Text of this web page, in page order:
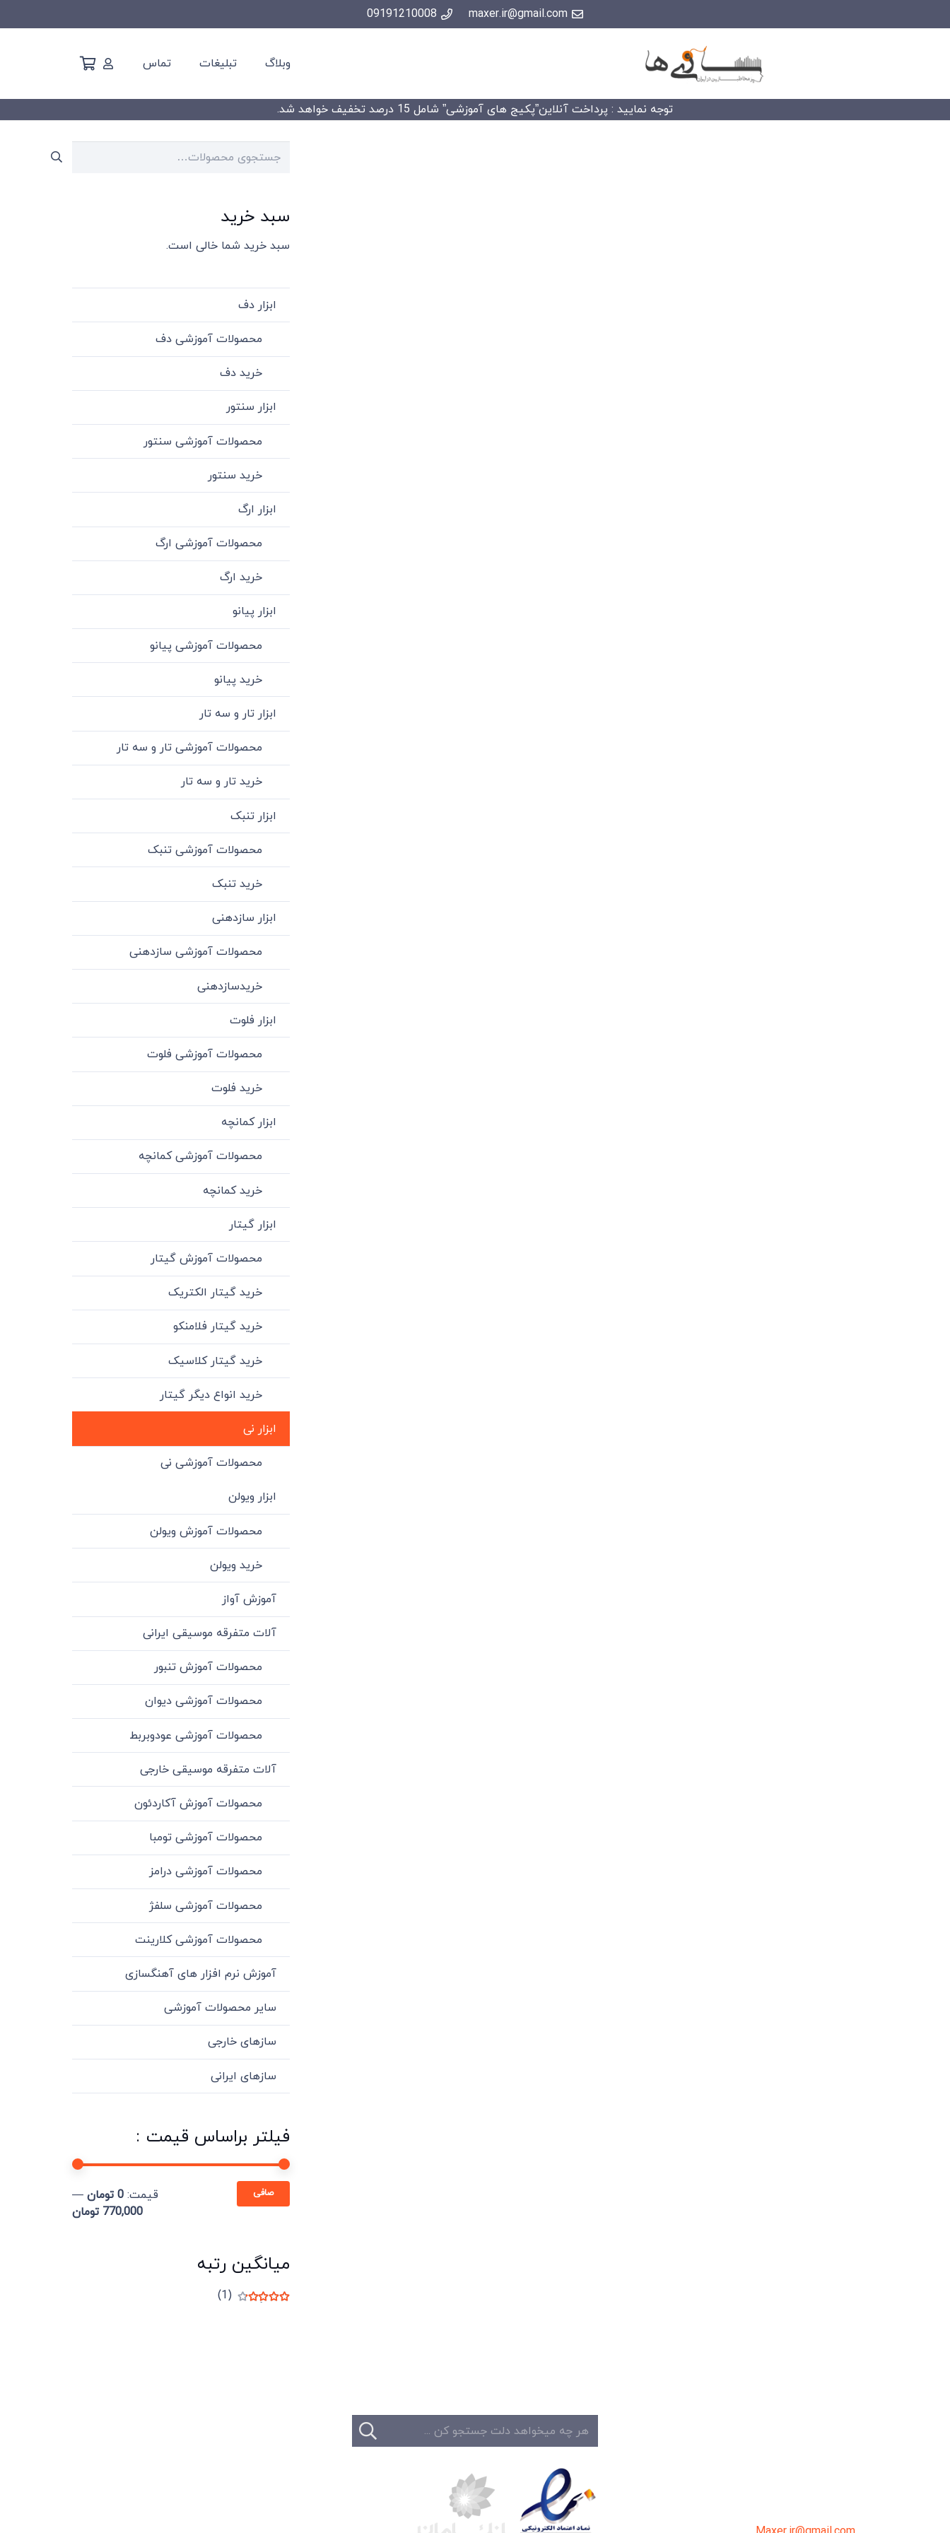
maxer.ir@gmail.com
09191210008
وبلاگ تبلیغات تماس
توجه نمایید : پرداخت آنلاین”پکیج های آموزشی” شامل 15 درصد تخفیف خواهد شد.
جستجو
سبد خرید
سبد خرید شما خالی است.
ابزار دف
محصولات آموزشی دف
خرید دف
ابزار سنتور
محصولات آموزشی سنتور
خرید سنتور
ابزار ارگ
محصولات آموزشی ارگ
خرید ارگ
ابزار پیانو
محصولات آموزشی پیانو
خرید پیانو
ابزار تار و سه تار
محصولات آموزشی تار و سه تار
خرید تار و سه تار
ابزار تنبک
محصولات آموزشی تنبک
خرید تنبک
ابزار سازدهنی
محصولات آموزشی سازدهنی
خریدسازدهنی
ابزار فلوت
محصولات آموزشی فلوت
خرید فلوت
ابزار کمانچه
محصولات آموزشی کمانچه
خرید کمانچه
ابزار گیتار
محصولات آموزش گیتار
خرید گیتار الکتریک
خرید گیتار فلامنکو
خرید گیتار کلاسیک
خرید انواع دیگر گیتار
ابزار نی
محصولات آموزشی نی
ابزار ویولن
محصولات آموزش ویولن
خرید ویولن
آموزش آواز
آلات متفرقه موسیقی ایرانی
محصولات آموزش تنبور
محصولات آموزشی دیوان
محصولات آموزشی عودوبربط
آلات متفرقه موسیقی خارجی
محصولات آموزش آکاردئون
محصولات آموزشی تومبا
محصولات آموزشی درامز
محصولات آموزشی سلفژ
محصولات آموزشی کلارینت
آموزش نرم افزار های آهنگسازی
سایر محصولات آموزشی
سازهای خارجی
سازهای ایرانی
فیلتر براساس قیمت :
صافی قيمت: 0 تومان
—
770,000 تومان
میانگین رتبه
4
(1)